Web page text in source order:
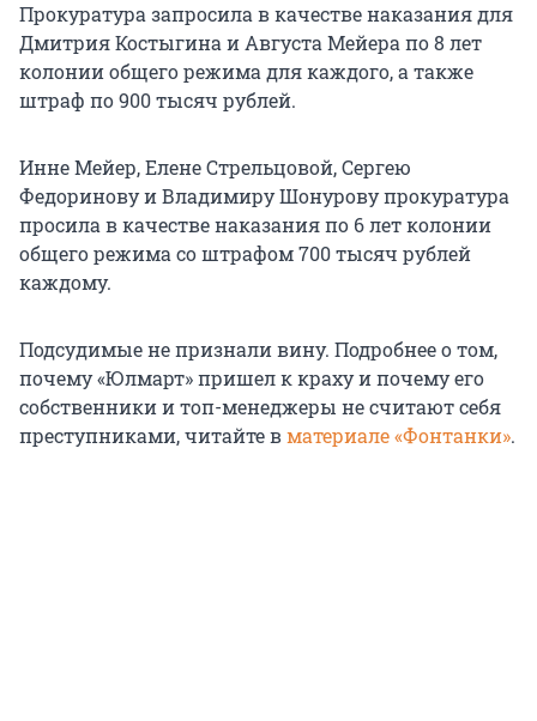
Прокуратура запросила в качестве наказания для
Дмитрия Костыгина и Августа Мейера по 8 лет
колонии общего режима для каждого, а также
штраф по 900 тысяч рублей.
Инне Мейер, Елене Стрельцовой, Сергею
Федоринову и Владимиру Шонурову прокуратура
просила в качестве наказания по 6 лет колонии
общего режима со штрафом 700 тысяч рублей
каждому.
Подсудимые не признали вину. Подробнее о том,
почему «Юлмарт» пришел к краху и почему его
собственники и топ-менеджеры не считают себя
преступниками, читайте вматериале «Фонтанки».